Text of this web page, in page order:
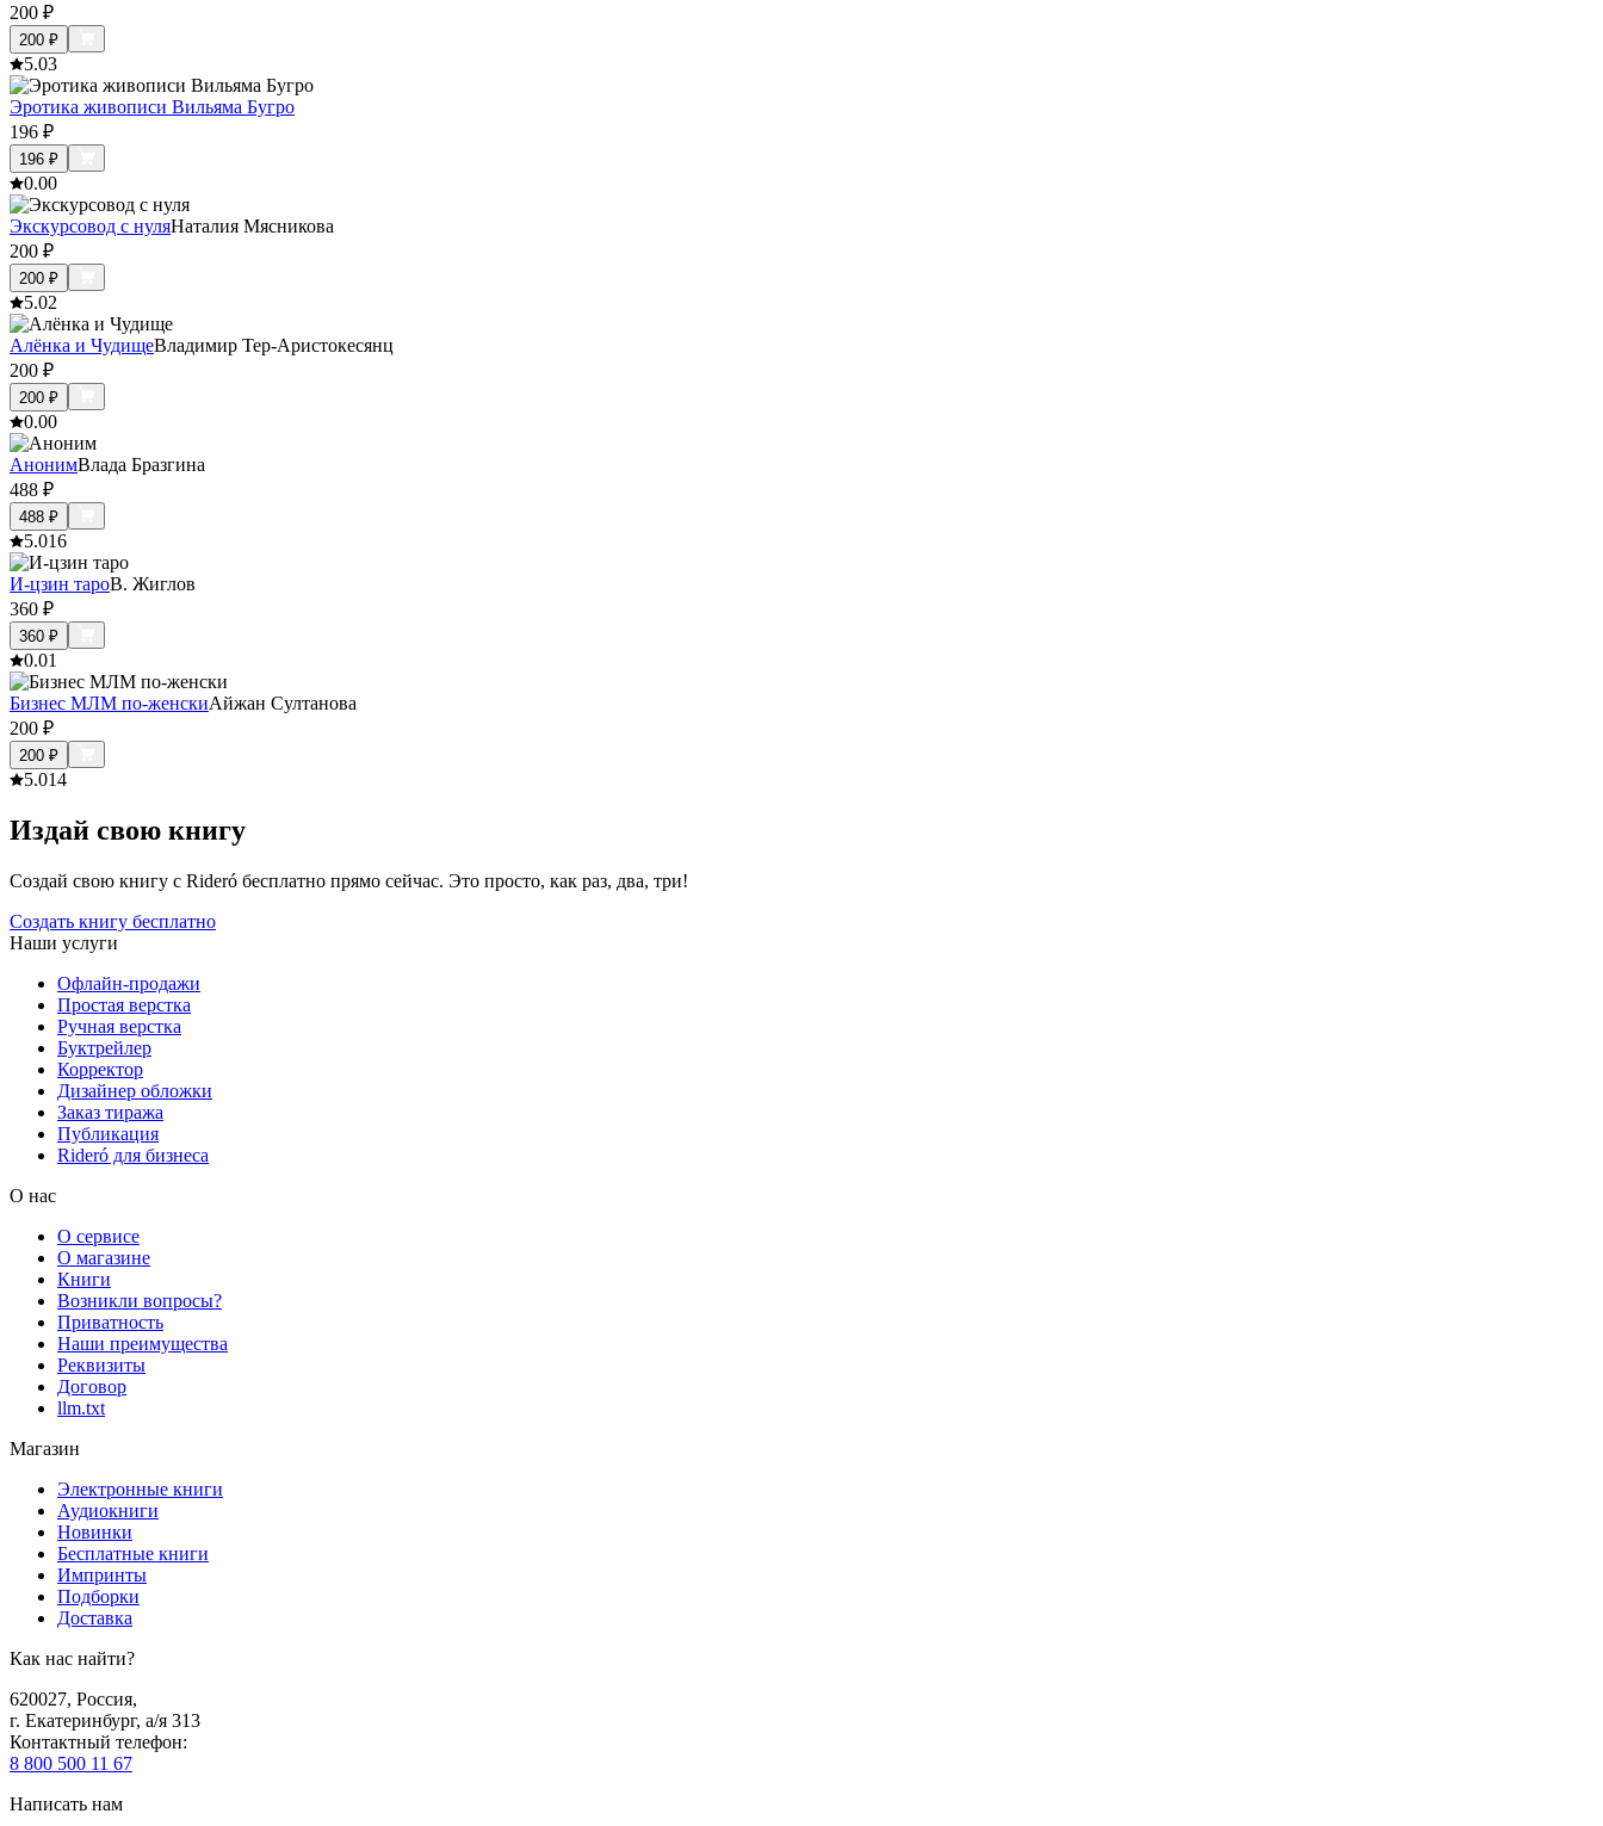
200 ₽
200 ₽
5.03
Эротика живописи Вильяма Бугро
196 ₽
196 ₽
0.00
Экскурсовод с нуляНаталия Мясникова
200 ₽
200 ₽
5.02
Алёнка и ЧудищеВладимир Тер-Аристокесянц
200 ₽
200 ₽
0.00
АнонимВлада Бразгина
488 ₽
488 ₽
5.016
И-цзин тароВ. Жиглов
360 ₽
360 ₽
0.01
Бизнес МЛМ по-женскиАйжан Султанова
200 ₽
200 ₽
5.014
Издай свою книгу
Создай свою книгу с Rideró бесплатно прямо сейчас. Это просто, как раз, два, три!
Создать книгу бесплатно
Наши услуги
Офлайн-продажи
Простая верстка
Ручная верстка
Буктрейлер
Корректор
Дизайнер обложки
Заказ тиража
Публикация
Rideró для бизнеса
О нас
О сервисе
О магазине
Книги
Возникли вопросы?
Приватность
Наши преимущества
Реквизиты
Договор
llm.txt
Магазин
Электронные книги
Аудиокниги
Новинки
Бесплатные книги
Импринты
Подборки
Доставка
Как нас найти?
620027, Россия,
г. Екатеринбург, а/я 313
Контактный телефон:
8 800 500 11 67
Написать нам